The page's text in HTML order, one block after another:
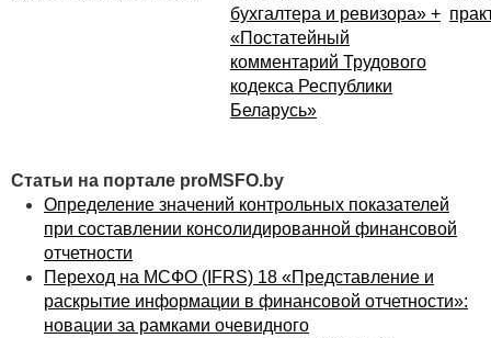
бухгалтера и ревизора» +
«Постатейный
комментарий Трудового
кодекса Республики
Беларусь»
Статьи на портале proMSFO.by
Определение значений контрольных показателей
при составлении консолидированной финансовой
отчетности
Переход на МСФО (IFRS) 18 «Представление и
раскрытие информации в финансовой отчетности»:
новации за рамками очевидного